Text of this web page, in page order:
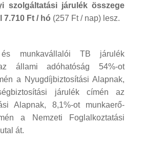
szolgáltatási járulék összege
7.710 Ft / hó (257 Ft / nap) lesz.
munkavállalói TB járulék
állami adóhatóság 54%-ot
a Nyugdíjbiztosítási Alapnak,
járulék címén az
Alapnak, 8,1%-ot munkaerő-
a Nemzeti Foglalkoztatási
át.